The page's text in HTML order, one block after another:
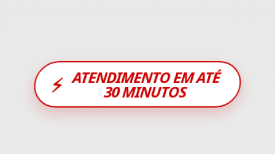
⚡ ATENDIMENTO EM ATÉ
30 MINUTOS